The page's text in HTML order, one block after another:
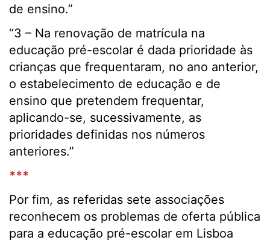
de ensino.”
“3 – Na renovação de matrícula na
educação pré-escolar é dada prioridade às
crianças que frequentaram, no ano anterior,
o estabelecimento de educação e de
ensino que pretendem frequentar,
aplicando-se, sucessivamente, as
prioridades definidas nos números
anteriores.”
***
Por fim, as referidas sete associações
reconhecem os problemas de oferta pública
para a educação pré-escolar em Lisboa